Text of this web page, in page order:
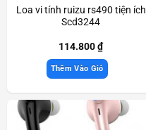
Loa vi tính ruizu rs490 tiện ích
Scd3244
114.800₫
Thêm Vào Giỏ